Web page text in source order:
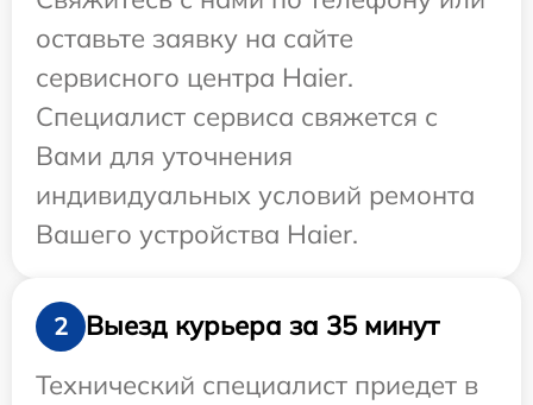
оставьте заявку на сайте
сервисного центра Haier.
Специалист сервиса свяжется с
Вами для уточнения
индивидуальных условий ремонта
Вашего устройства Haier.
2
Выезд курьера за 35 минут
Технический специалист приедет в